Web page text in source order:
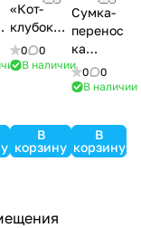
«Кот-
клубок»
Onotiss
0
0
В наличии
В
корзину
Сумка-
перенос
ка
Notasbe
e
0
0
В наличии
В
корзину